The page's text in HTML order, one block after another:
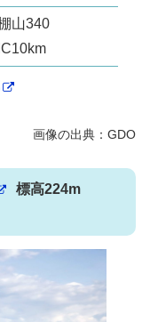
山340
標高224m